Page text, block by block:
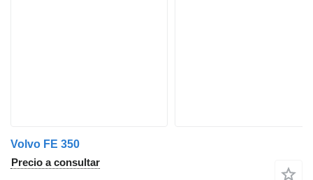
Volvo FE 350
Precio a consultar